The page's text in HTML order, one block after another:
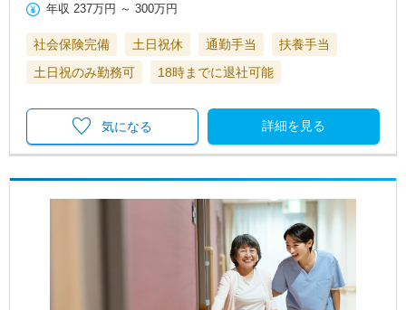
年収 237万円 ～300万円
社会保険完備 土日祝休 通勤手当
扶養手当
土日祝のみ勤務可
18時までに退社可能
詳細を見る
気になる